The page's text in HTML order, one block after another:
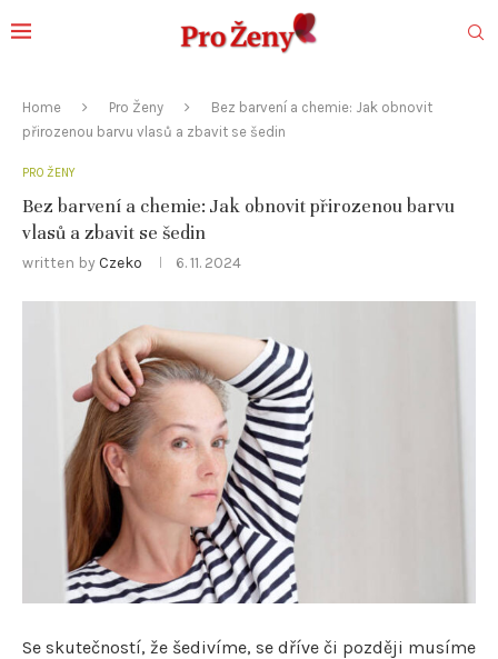
Home Pro Ženy
Bez barvení a chemie: Jak obnovit
přirozenou barvu vlasů a zbavit se šedin
PRO ŽENY
Bez barvení a chemie: Jak obnovit přirozenou barvu
vlasů a zbavit se šedin
written by Czeko 6. 11. 2024
Se skutečností, že šedivíme, se dříve či později musíme